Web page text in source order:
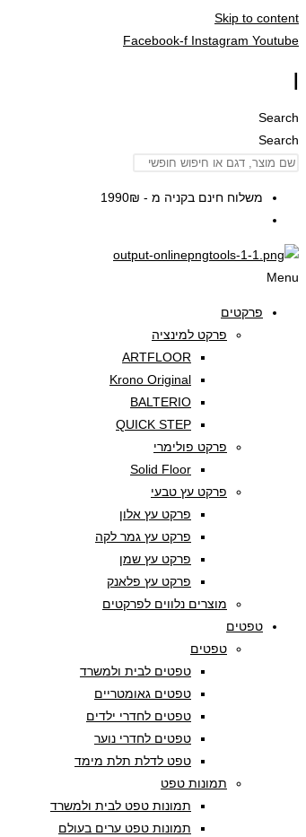
Skip to content
Facebook-f Instagram Youtube
|
Search
Search
משלוח חינם בקניה מ - 1990₪
Menu
פרקטים
פרקט למינציה
ARTFLOOR
Krono Original
BALTERIO
QUICK STEP
פרקט פולימרי
Solid Floor
פרקט עץ טבעי
פרקט עץ אלון
פרקט עץ גמר לקה
פרקט עץ שמן
פרקט עץ פלאנק
מוצרים נלווים לפרקטים
טפטים
טפטים
טפטים לבית ולמשרד
טפטים גאומטריים
טפטים לחדרי ילדים
טפטים לחדרי נוער
טפט לדלת תלת מימד
תמונות טפט
תמונות טפט לבית ולמשרד
תמונות טפט ערים בעולם